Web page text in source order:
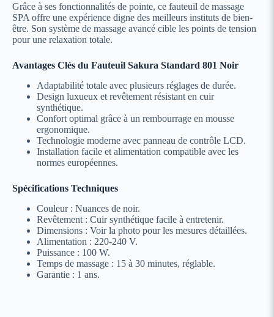
Grâce à ses fonctionnalités de pointe, ce fauteuil de massage
SPA offre une expérience digne des meilleurs instituts de bien-
être. Son système de massage avancé cible les points de tension
pour une relaxation totale.
Avantages Clés du Fauteuil Sakura Standard 801 Noir
Adaptabilité totale avec plusieurs réglages de durée.
Design luxueux et revêtement résistant en cuir
synthétique.
Confort optimal grâce à un rembourrage en mousse
ergonomique.
Technologie moderne avec panneau de contrôle LCD.
Installation facile et alimentation compatible avec les
normes européennes.
Spécifications Techniques
Couleur : Nuances de noir.
Revêtement : Cuir synthétique facile à entretenir.
Dimensions : Voir la photo pour les mesures détaillées.
Alimentation : 220-240 V.
Puissance : 100 W.
Temps de massage : 15 à 30 minutes, réglable.
Garantie : 1 ans.